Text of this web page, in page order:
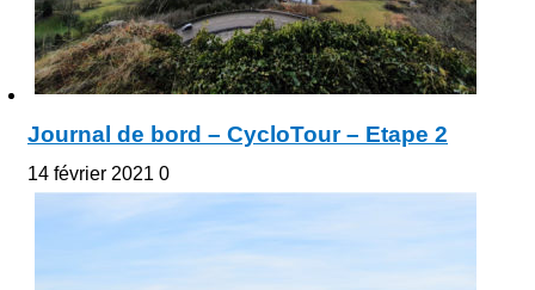
Journal de bord – CycloTour – Etape 2
14 février 2021 0